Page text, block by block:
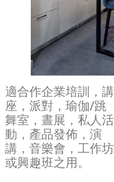
適合作企業培訓，講
座，派對，瑜伽/跳
舞室，晝展，私人活
動，產品發佈，演
講，音樂會，工作坊
或興趣班之用。